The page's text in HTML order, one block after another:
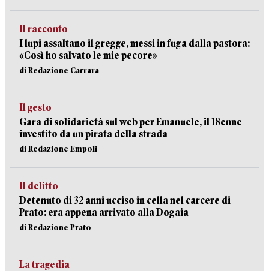
Il racconto
I lupi assaltano il gregge, messi in fuga dalla pastora:
«Così ho salvato le mie pecore»
di Redazione Carrara
Il gesto
Gara di solidarietà sul web per Emanuele, il 18enne
investito da un pirata della strada
di Redazione Empoli
Il delitto
Detenuto di 32 anni ucciso in cella nel carcere di
Prato: era appena arrivato alla Dogaia
di Redazione Prato
La tragedia